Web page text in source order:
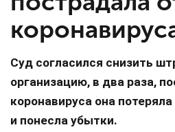
Суд согласился снизить
организацию, в два раза,
коронавируса она
и понесла убытки.